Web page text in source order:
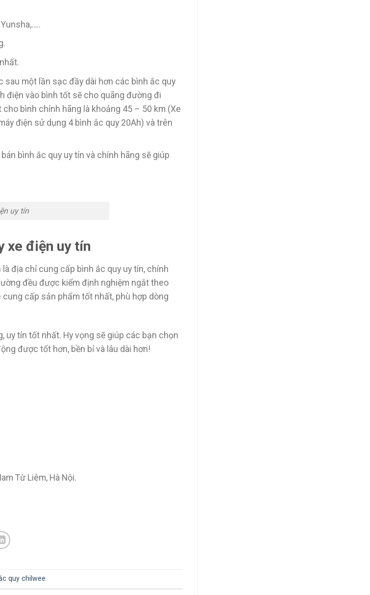
một lần sạc đầy dài hơn các bình ắc quy
điện vào bình tốt sẽ cho quãng đường đi
bình chính hãng là khoảng 45 – 50 km (Xe
điện sử dụng 4 bình ắc quy 20Ah) và trên
bình ắc quy uy tín và chính hãng sẽ giúp
uy tín
xe điện uy tín
địa chỉ cung cấp bình ắc quy uy tín, chính
đều được kiểm định nghiệm ngắt theo
cấp sản phẩm tốt nhất, phù hợp dòng
uy tín tốt nhất. Hy vọng sẽ giúp các bạn chọn
được tốt hơn, bền bỉ và lâu dài hơn!
Từ Liêm, Hà Nội.
quy chilwee.